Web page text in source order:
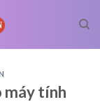
máy tính